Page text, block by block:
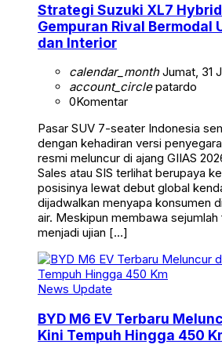
Strategi Suzuki XL7
Gempuran Rival Bermodal
dan Interior
calendar_monthJumat, 31
account_circlepatardo
0Komentar
Pasar SUV 7-seater Indonesia
dengan kehadiran versi
resmi meluncur di ajang GIIAS
Sales atau SIS terlihat berupaya
posisinya lewat debut global
dijadwalkan menyapa konsumen
air. Meskipun membawa sejumlah
menjadi ujian […]
News Update
BYD M6 EV Terbaru
Kini Tempuh Hingga 450